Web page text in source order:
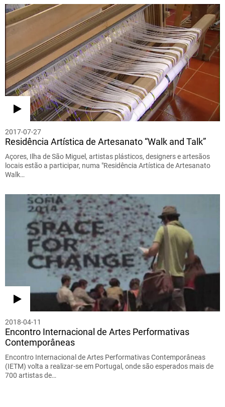
2017-07-27
Residência Artística de Artesanato “Walk and Talk”
Açores, Ilha de São Miguel, artistas plásticos, designers e artesãos
locais estão a participar, numa "Residência Artística de Artesanato
Walk…
2018-04-11
Encontro Internacional de Artes Performativas
Contemporâneas
Encontro Internacional de Artes Performativas Contemporâneas
(IETM) volta a realizar-se em Portugal, onde são esperados mais de
700 artistas de…